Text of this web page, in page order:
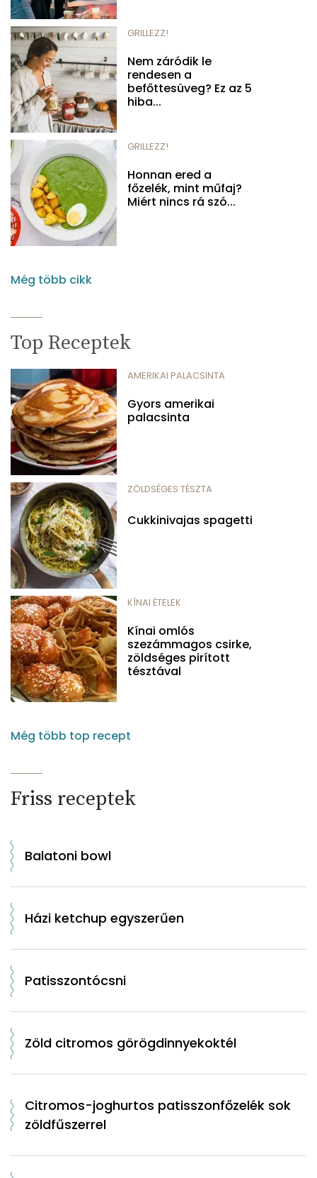
GRILLEZZ!
Nem záródik le
rendesen a
befőttesüveg? Ez az 5
hiba...
GRILLEZZ!
Honnan ered a
főzelék, mint műfaj?
Miért nincs rá szó...
Még több cikk
Top Receptek
AMERIKAI PALACSINTA
Gyors amerikai
palacsinta
ZÖLDSÉGES TÉSZTA
Cukkinivajas spagetti
KÍNAI ÉTELEK
Kínai omlós
szezámmagos csirke,
zöldséges pirított
tésztával
Még több top recept
Friss receptek
Balatoni bowl
Házi ketchup egyszerűen
Patisszontócsni
Zöld citromos görögdinnyekoktél
Citromos-joghurtos patisszonfőzelék sok
zöldfűszerrel